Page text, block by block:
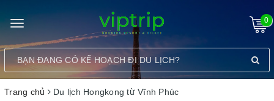
Toggle
navigation
0
Trang chủ Du lịch Hongkong từ Vĩnh Phúc